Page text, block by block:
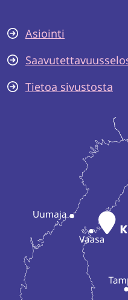
Asiointi
Tietoa sivustosta